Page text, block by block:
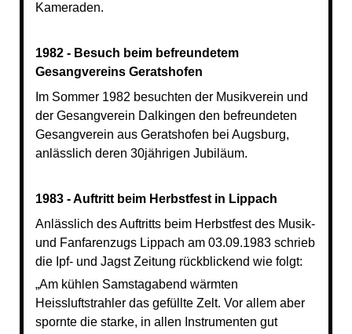
Kameraden.
1982 - Besuch beim befreundetem
Gesangvereins Geratshofen
Im Sommer 1982 besuchten der Musikverein und
der Gesangverein Dalkingen den befreundeten
Gesangverein aus Geratshofen bei Augsburg,
anlässlich deren 30jährigen Jubiläum.
1983 - Auftritt beim Herbstfest in Lippach
Anlässlich des Auftritts beim Herbstfest des Musik-
und Fanfarenzugs Lippach am 03.09.1983 schrieb
die Ipf- und Jagst Zeitung rückblickend wie folgt:
„Am kühlen Samstagabend wärmten
Heissluftstrahler das gefüllte Zelt. Vor allem aber
spornte die starke, in allen Instrumenten gut